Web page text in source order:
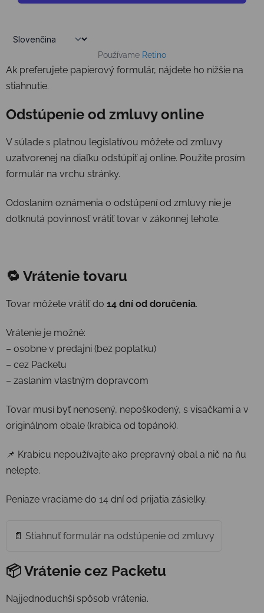
Používame Retino
Ak preferujete papierový formulár, nájdete ho nižšie na
stiahnutie.
Odstúpenie od zmluvy online
V súlade s platnou legislatívou môžete od zmluvy
uzatvorenej na diaľku odstúpiť aj online. Použite prosím
formulár na vrchu stránky.
Odoslaním oznámenia o odstúpení od zmluvy nie je
dotknutá povinnosť vrátiť tovar v zákonnej lehote.
🔁 Vrátenie tovaru
Tovar môžete vrátiť do 14 dní od doručenia.
Vrátenie je možné:
– osobne v predajni (bez poplatku)
– cez Packetu
– zaslaním vlastným dopravcom
Tovar musí byť nenosený, nepoškodený, s visačkami a v
originálnom obale (krabica od topánok).
📌 Krabicu nepoužívajte ako prepravný obal a nič na ňu
nelepte.
Peniaze vraciame do 14 dní od prijatia zásielky.
📄 Stiahnuť formulár na odstúpenie od zmluvy
📦 Vrátenie cez Packetu
Najjednoduchší spôsob vrátenia.